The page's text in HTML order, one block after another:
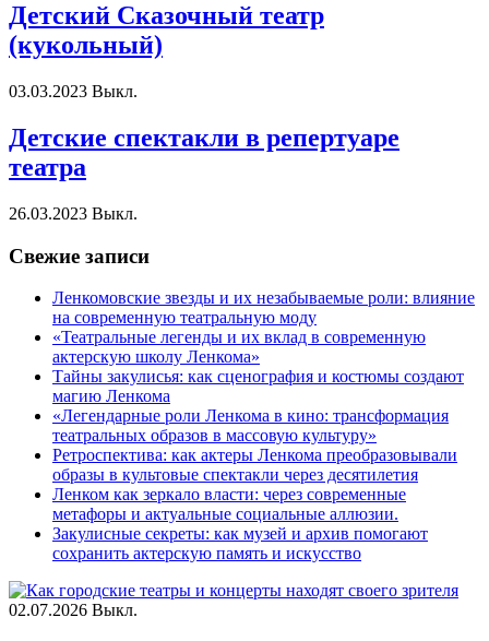
Детский Сказочный театр
(кукольный)
03.03.2023 Выкл.
Детские спектакли в репертуаре
театра
26.03.2023 Выкл.
Свежие записи
Ленкомовские звезды и их незабываемые роли: влияние
на современную театральную моду
«Театральные легенды и их вклад в современную
актерскую школу Ленкома»
Тайны закулисья: как сценография и костюмы создают
магию Ленкома
«Легендарные роли Ленкома в кино: трансформация
театральных образов в массовую культуру»
Ретроспектива: как актеры Ленкома преобразовывали
образы в культовые спектакли через десятилетия
Ленком как зеркало власти: через современные
метафоры и актуальные социальные аллюзии.
Закулисные секреты: как музей и архив помогают
сохранить актерскую память и искусство
02.07.2026 Выкл.